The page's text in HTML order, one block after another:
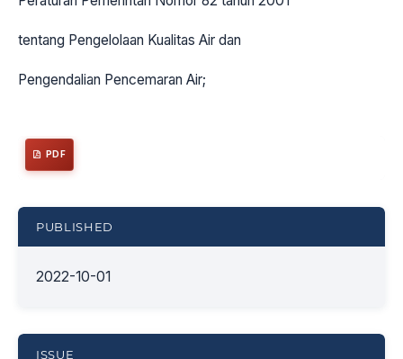
tentang Pengelolaan Kualitas Air dan
Pengendalian Pencemaran Air;
PDF
PUBLISHED
2022-10-01
ISSUE